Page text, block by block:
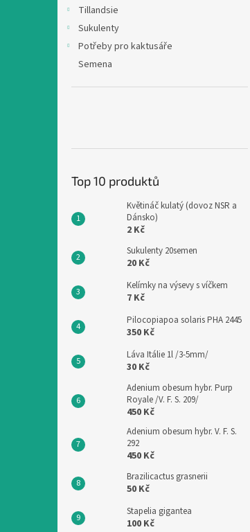
Tillandsie
Sukulenty
Potřeby pro kaktusáře
Semena
Top 10 produktů
Květináč kulatý (dovoz NSR a
Dánsko)
2 Kč
Sukulenty 20semen
20 Kč
Kelímky na výsevy s víčkem
7 Kč
Pilocopiapoa solaris PHA 2445
350 Kč
Láva Itálie 1l /3-5mm/
30 Kč
Adenium obesum hybr. Purp
Royale /V. F. S. 209/
450 Kč
Adenium obesum hybr. V. F. S.
292
450 Kč
Brazilicactus grasnerii
50 Kč
Stapelia gigantea
100 Kč